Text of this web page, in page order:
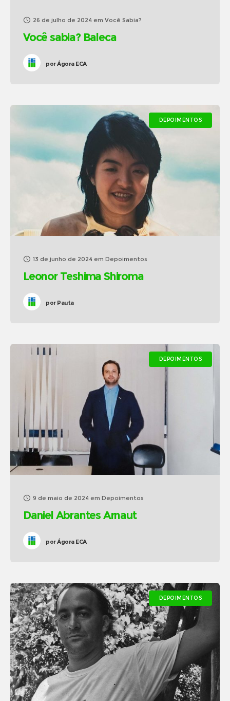
26 de julho de 2024 em Você Sabia?
Você sabia? Baleca
porÁgora ECA
DEPOIMENTOS
13 de junho de 2024 em Depoimentos
Leonor Teshima Shiroma
porPauta
DEPOIMENTOS
9 de maio de 2024 em Depoimentos
Daniel Abrantes Arnaut
porÁgora ECA
DEPOIMENTOS